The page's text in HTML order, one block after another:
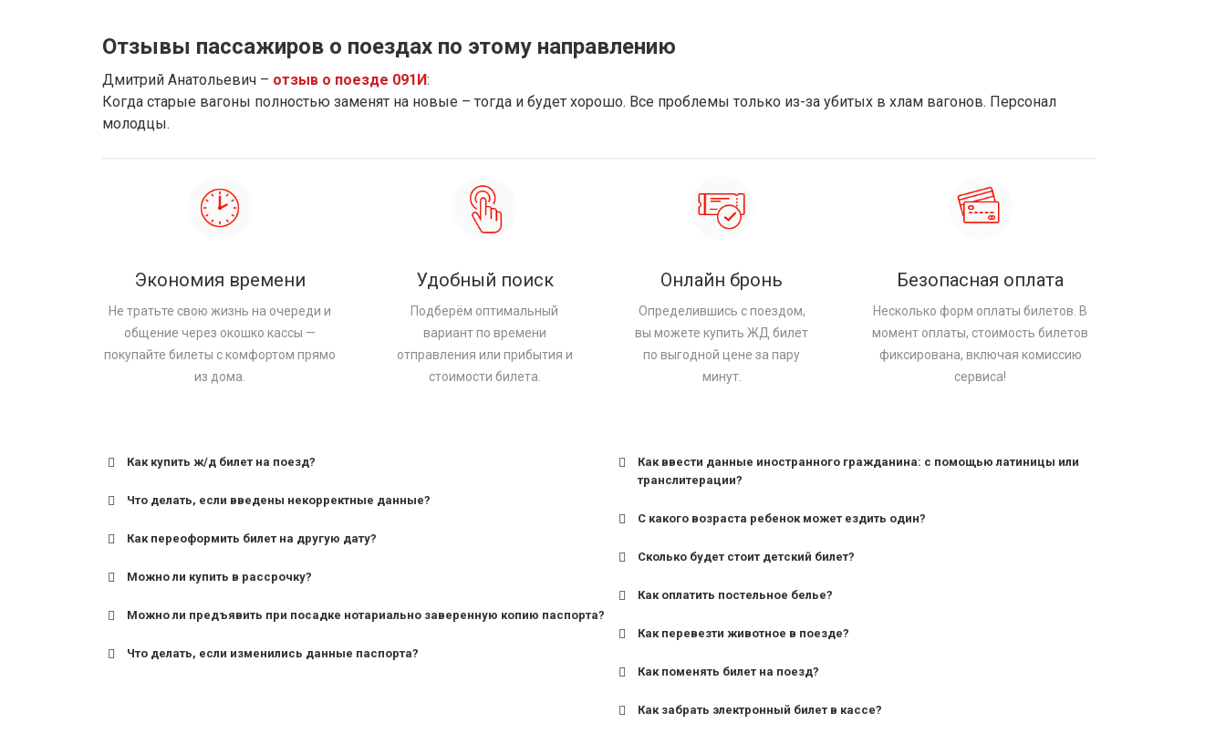
Отзывы пассажиров о поездах по этому направлению
Дмитрий Анатольевич – отзыв о поезде 091И:
Когда старые вагоны полностью заменят на новые – тогда и будет хорошо. Все проблемы только из-за убитых в хлам вагонов. Персонал
молодцы.
Экономия времени
Не тратьте свою жизнь на очереди и
общение через окошко кассы —
покупайте билеты с комфортом прямо
из дома.
Удобный поиск
Подберём оптимальный
вариант по времени
отправления или прибытия и
стоимости билета.
Онлайн бронь
Определившись с поездом,
вы можете купить ЖД билет
по выгодной цене за пару
минут.
Безопасная оплата
Несколько форм оплаты билетов. В
момент оплаты, стоимость билетов
фиксирована, включая комиссию
сервиса!
Как купить ж/д билет на поезд?
Что делать, если введены некорректные данные?
Как переоформить билет на другую дату?
Можно ли купить в рассрочку?
Можно ли предъявить при посадке нотариально заверенную копию паспорта?
Что делать, если изменились данные паспорта?
Как ввести данные иностранного гражданина: с помощью латиницы или
транслитерации?
С какого возраста ребенок может ездить один?
для поездов дальнего следования — от 10 лет и старше;
Сколько будет стоит детский билет?
Как оплатить постельное белье?
Как перевезти животное в поезде?
Как поменять билет на поезд?
Как забрать электронный билет в кассе?